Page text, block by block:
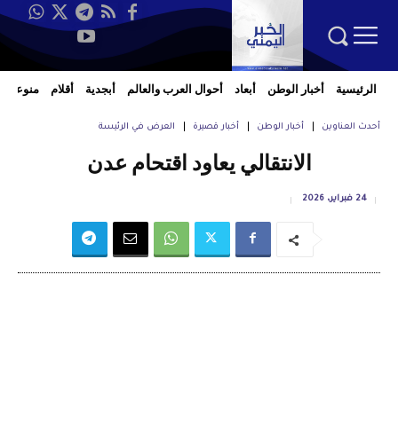
الرئيسية أخبار الوطن أبعاد أحوال العرب والعالم أبجدية أقلام منوعات
أحدث العناوين أخبار الوطن أخبار قصيرة العرض في الرئيسة
الانتقالي يعاود اقتحام عدن
24 فبراير، 2026